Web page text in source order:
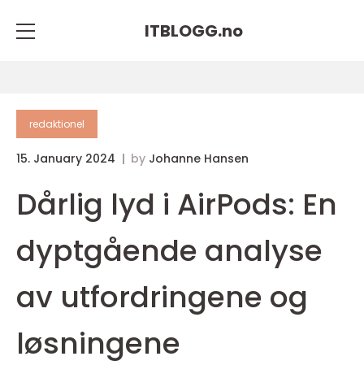
ITBLOGG.no
redaktionel
15. January 2024 by Johanne Hansen
Dårlig lyd i AirPods: En
dyptgående analyse
av utfordringene og
løsningene